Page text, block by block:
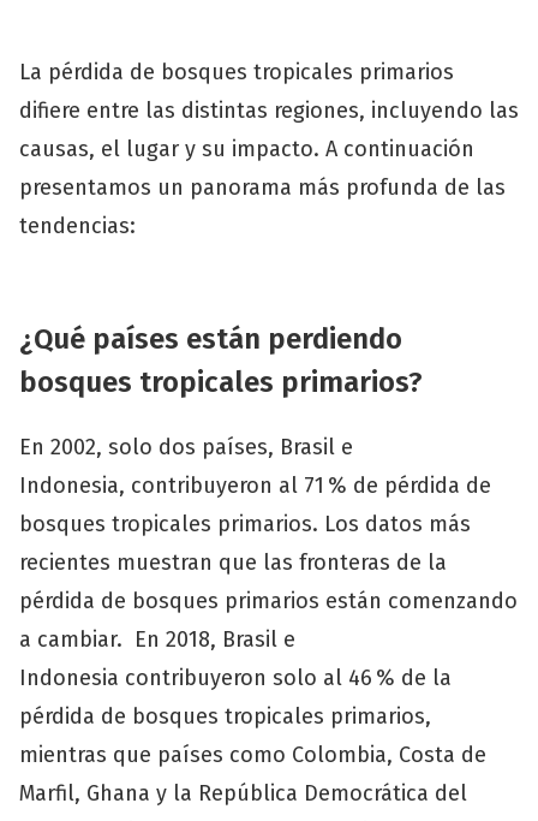
La pérdida de bosques tropicales primarios
difiere entre las distintas regiones, incluyendo las
causas, el lugar y su impacto. A continuación
presentamos un panorama más profunda de las
tendencias:
¿Qué países están perdiendo
bosques tropicales primarios?
En 2002, solo dos países, Brasil e
Indonesia, contribuyeron al 71 % de pérdida de
bosques tropicales primarios. Los datos más
recientes muestran que las fronteras de la
pérdida de bosques primarios están comenzando
a cambiar. En 2018, Brasil e
Indonesia contribuyeron solo al 46 % de la
pérdida de bosques tropicales primarios,
mientras que países como Colombia, Costa de
Marfil, Ghana y la República Democrática del